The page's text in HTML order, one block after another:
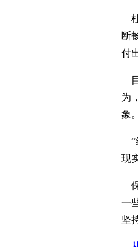
断
付
为
象
“
现
一
坚